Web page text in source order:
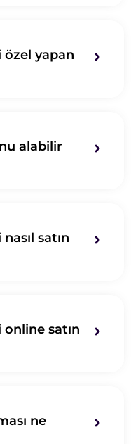
yapan
alabilir
satın
satın
ne